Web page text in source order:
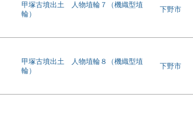
甲塚古墳出土 人物埴輪７（機織型埴
輪）
下野市
甲塚古墳出土 人物埴輪８（機織型埴
輪）
下野市